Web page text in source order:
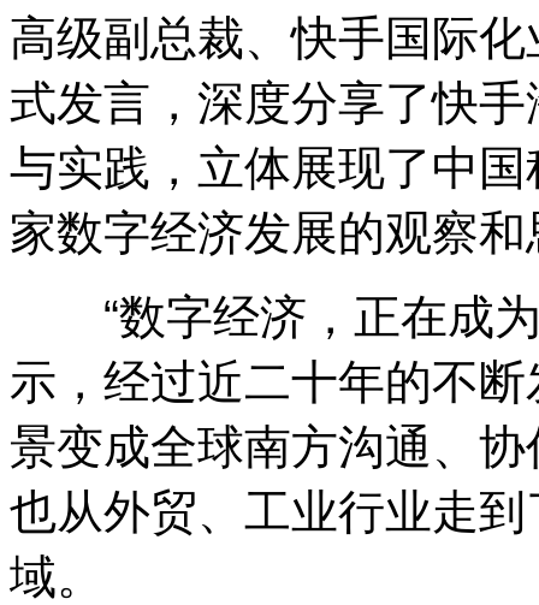
高级副总裁、快手国际
式发言，深度分享了快
与实践，立体展现了中
家数字经济发展的观察和
“数字经济，正在成为
示，经过近二十年的不
景变成全球南方沟通、
也从外贸、工业行业走
域。